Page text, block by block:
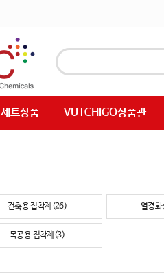
세트상품 VUTCHIGO상품관
건축용 접착제(26) 열경
목공용 접착제(3)